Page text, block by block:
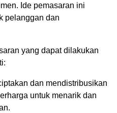
Ide pemasaran ini
pelanggan dan
yang dapat dilakukan
dan mendistribusikan
untuk menarik dan